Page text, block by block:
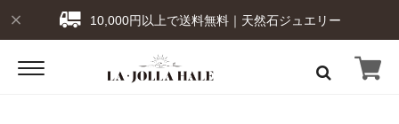
10,000円以上で送料無料｜天然石ジュエリー